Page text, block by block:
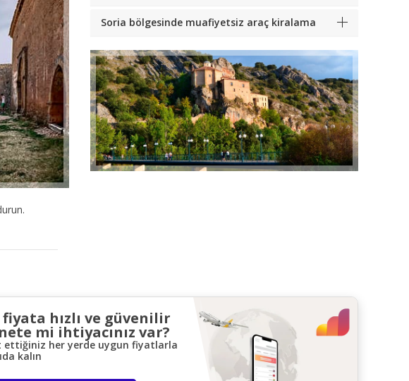
Soria bölgesinde muafiyetsiz araç kiralama
fiyata hızlı ve güvenilir
mi ihtiyacınız var?
ettiğiniz her yerde uygun fiyatlarla
kalın